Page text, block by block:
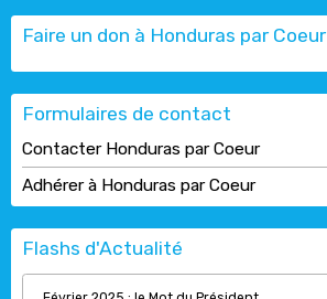
Faire un don à Honduras par Coeur
Formulaires de contact
Contacter Honduras par Coeur
Adhérer à Honduras par Coeur
Flashs d'Actualité